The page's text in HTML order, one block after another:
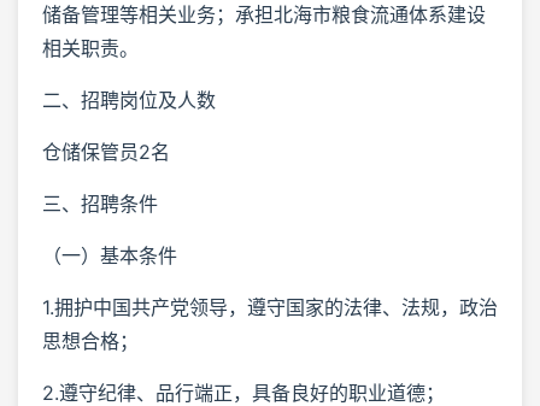
储备管理等相关业务；承担北海市粮食流通体系建设
相关职责。
二、招聘岗位及人数
仓储保管员2名
三、招聘条件
（一）基本条件
1.拥护中国共产党领导，遵守国家的法律、法规，政治
思想合格；
2.遵守纪律、品行端正，具备良好的职业道德；